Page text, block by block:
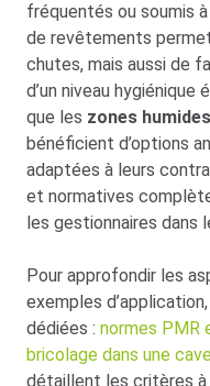
fréquentés ou soumis
de revêtements
chutes, mais aussi de
d’un niveau
que les zones humides
bénéficient d’options
adaptées à leurs
et normatives
les gestionnaires dans
Pour approfondir les
exemples
dédiées : normes PMR
bricolage dans une
détaillent les critères